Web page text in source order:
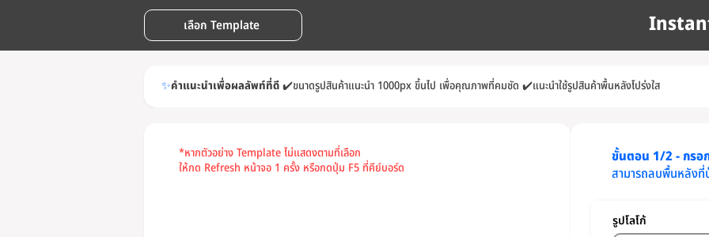
เลือก Template
✨คำแนะนำเพื่อผลลัพท์ที่ดี✔️ขนาดรูปสินค้าแนะนำ 1000px ขึ้นไป เพื่อคุณภาพที่คมชัด ✔️แนะนำใช้รูปสินค้าพื้นหลังโปร่งใส
*หากตัวอย่าง Template ไม่แสดงตามที่เลือก
ให้กด Refresh หน้าจอ 1 ครั้ง หรือกดปุ่ม F5 ที่คีย์บอร์ด
ขั้นตอน 1/2 - กรอ
สามารถลบพื้นหลัง
รูปโลโก้